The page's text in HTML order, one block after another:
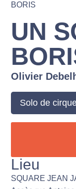
BORIS
UN
Olivier
Solo de
Lieu
SQUARE JEAN